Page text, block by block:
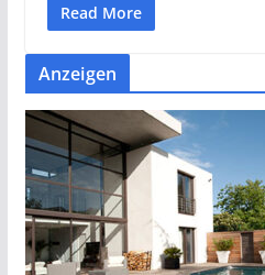
Read More
Anzeigen